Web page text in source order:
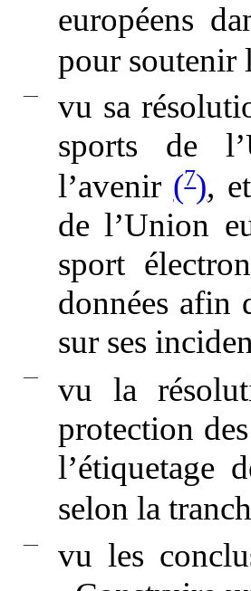
européens
pour soutenir
—
vu sa
sports de
l’avenir (7),
de l’Union
sport
données afin
sur ses
—
vu la
protection
l’étiquetage
selon la
—
vu les